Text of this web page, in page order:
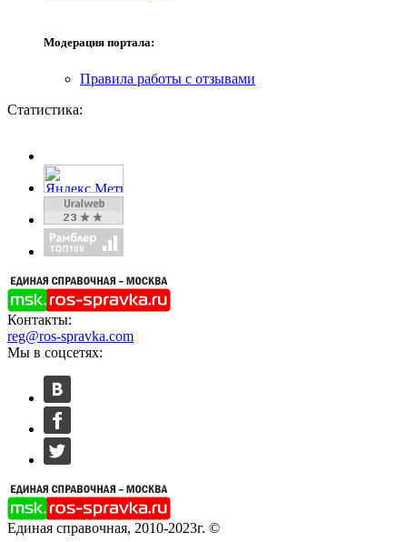
Модерация портала:
Правила работы с отзывами
Статистика:
Контакты:
reg@ros-spravka.com
Мы в соцсетях:
Единая справочная, 2010-2023г. ©